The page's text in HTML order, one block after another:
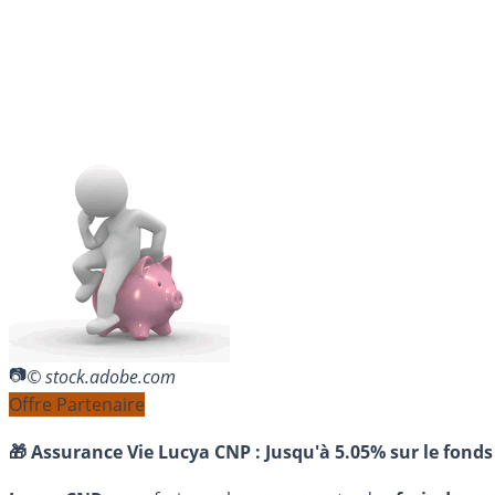
© stock.adobe.com
Offre Partenaire
🎁 Assurance Vie Lucya CNP : Jusqu'à 5.05% sur le